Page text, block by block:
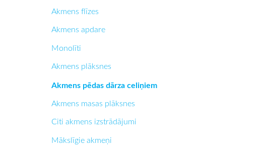
Akmens flīzes
Akmens apdare
Monolīti
Akmens plāksnes
Akmens pēdas dārza celiņiem
Akmens masas plāksnes
Citi akmens izstrādājumi
Mākslīgie akmeņi